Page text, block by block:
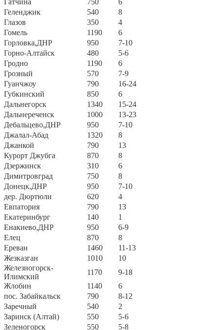
Гатчина
750
6
Геленджик
540
8
Глазов
350
4
Гомель
1190
6
Горловка,ДНР
950
7-10
Горно-Алтайск
480
5-6
Гродно
1190
6
Грозный
570
7-9
Гуанчжоу
790
16-24
Губкинский
850
6
Дальнегорск
1340
15-24
Дальнереченск
1000
13-23
Дебальцево,ДНР
950
7-10
Джалал-Абад
1320
8
Джанкой
790
13
Курорт Джубга
870
8
Дзержинск
310
6
Димитровград
750
8
Донецк,ДНР
950
7-10
дер. Дюртюли
620
4
Евпатория
790
13
Екатеринбург
140
1
Енакиево,ДНР
950
6-9
Елец
870
8
Ереван
1460
11-13
Жезказган
1010
10
Железногорск-
Илимский
1170
9-18
Жлобин
1140
6
пос. Забайкальск
790
8-12
Заречный
540
2
Заринск (Алтай)
550
5-6
Зеленогорск
550
5-8